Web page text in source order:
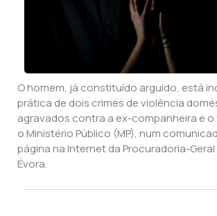
O homem, já constituído arguido, está
prática de dois crimes de violência
agravados contra a ex-companheira e
o Ministério Público (MP), num
página na Internet da Procuradoria-Geral
Évora.